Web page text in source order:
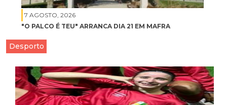
7 AGOSTO, 2026
"O PALCO É TEU" ARRANCA DIA 21 EM MAFRA
Desporto